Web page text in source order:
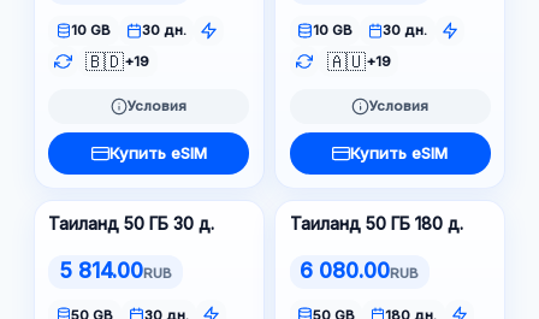
10 GB 30 дн.
🇧🇩+19
Условия
Купить eSIM
10 GB 30 дн.
🇦🇺+19
Условия
Купить eSIM
Таиланд 50 ГБ 30 д.
5 814.00RUB
50 GB 30 дн.
Таиланд 50 ГБ 180 д.
6 080.00RUB
50 GB 180 дн.